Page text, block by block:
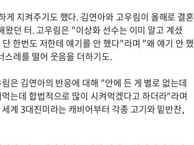
지켜주기도 했다. 김연아와 고우림이 올해로 결혼
던 터. 고우림은 "이상화 선수는 이미 알고 계셨
한번도 저한테 얘기를 안 했다"라며 "왜 얘기 안 했
레를 떨어 웃음을 더하기도.
은 김연아의 반응에 대해 "안에 든 게 별로 없는데
는데 합법적으로 많이 시켜먹겠다고 하더라"라며
계 3대진미라는 캐비어부터 각종 고기와 밑반찬,